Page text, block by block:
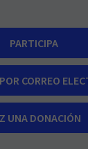
PARTICIPA
CORREO
UNA DONACIÓN